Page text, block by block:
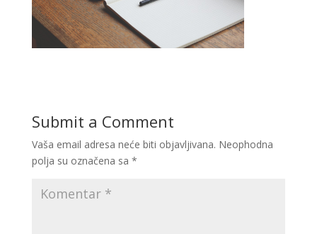
Submit a Comment
Vaša email adresa neće biti objavljivana. Neophodna
polja su označena sa *